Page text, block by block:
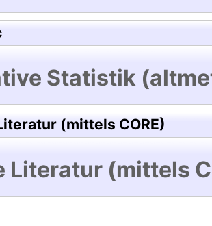
Statistik
(mittels CORE)
Literatur (mittels